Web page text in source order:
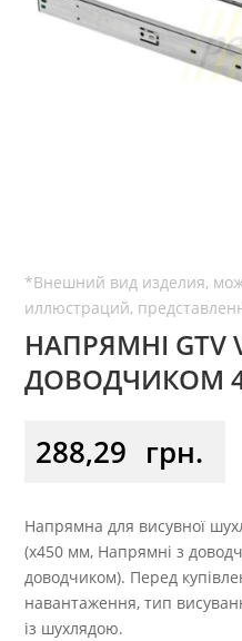
НАПРЯМНІ GTV
ДОВОДЧИКОМ
288,29 грн.
Напрямна для висувної
(x450 мм, Напрямні з
доводчиком). Перед
навантаження, тип
із шухлядою.